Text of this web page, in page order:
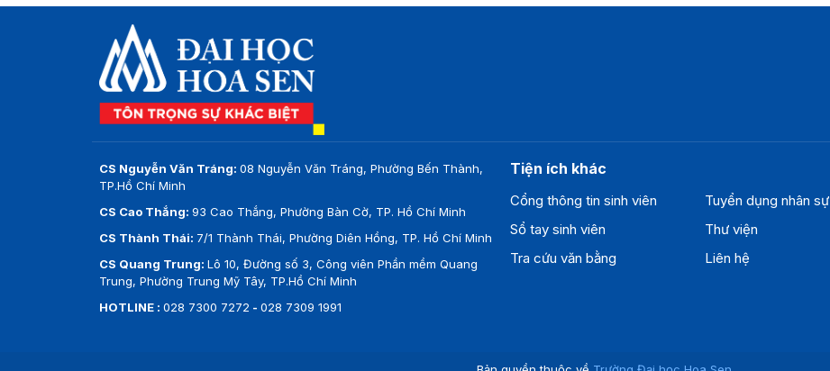
CS Nguyễn Văn Tráng: 08 Nguyễn Văn Tráng, Phường Bến Thành,
TP.Hồ Chí Minh
CS Cao Thắng: 93 Cao Thắng, Phường Bàn Cờ, TP. Hồ Chí Minh
CS Thành Thái: 7/1 Thành Thái, Phường Diên Hồng, TP. Hồ Chí Minh
CS Quang Trung: Lô 10, Đường số 3, Công viên Phần mềm Quang
Trung, Phường Trung Mỹ Tây, TP.Hồ Chí Minh
HOTLINE : 028 7300 7272 - 028 7309 1991
Tiện ích khác
Cổng thông tin sinh viên
Sổ tay sinh viên
Tra cứu văn bằng
Tuyển dụng nhân sự
Thư viện
Liên hệ